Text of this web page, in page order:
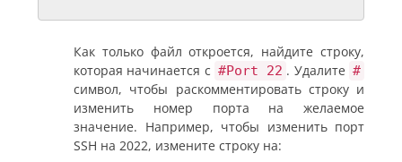
Как только файл откроется, найдите строку,
которая начинается с #Port 22 . Удалите #
символ, чтобы раскомментировать строку и
изменить номер порта на желаемое
значение. Например, чтобы изменить порт
SSH на 2022, измените строку на: